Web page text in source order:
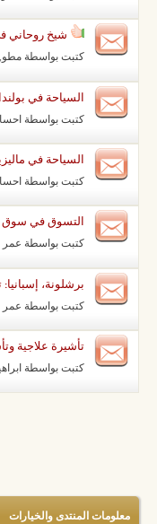
شيخ روحاني في
كتبت بواسطة مطو‏, 06-06-2025 07:42 PM
السياحة في
كتبت بواسطة
السياحة في
كتبت بواسطة
التسوق في سوق
كتبت بواسطة
برشلونة،
كتبت بواسطة
تأشيرة علاجية
كتبت بواسطة
معلومات المنتدى والخيارات